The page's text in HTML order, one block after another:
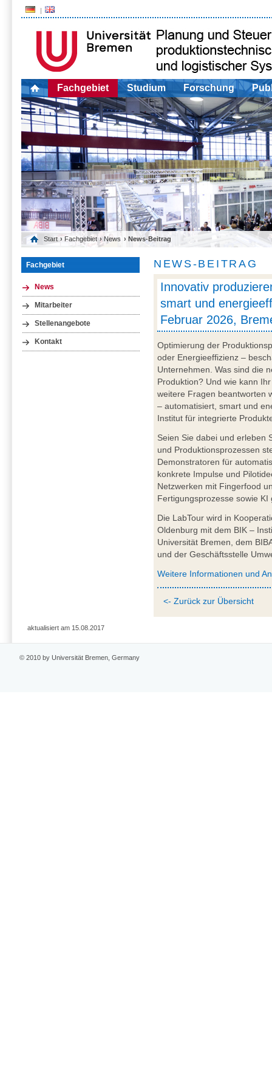
Fachgebiet Studium Forschung
Start › Fachgebiet › News › News-Beitrag
Fachgebiet
News
Mitarbeiter
Stellenangebote
Kontakt
NEWS-BEITRAG
Innovativ
smart und
Februar 2026,
Optimierung der
oder Energieeffizienz –
Unternehmen. Was sind die
Produktion? Und wie kann
weitere Fragen beantworten
– automatisiert, smart und
Institut für integrierte
Seien Sie dabei und erleben
und Produktionsprozessen
Demonstratoren für
konkrete Impulse und
Netzwerken mit Fingerfood
Fertigungsprozesse sowie
Die LabTour wird in
Oldenburg mit dem BIK –
Universität Bremen, dem
und der Geschäftsstelle
Weitere Informationen und
<- Zurück zur Übersicht
aktualisiert am 15.08.2017
© 2010 by Universität Bremen, Germany